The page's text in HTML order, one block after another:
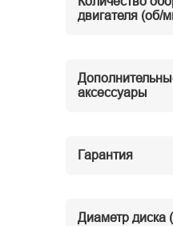
двигателя (об/
аксессуары
Гарантия
Диаметр диска